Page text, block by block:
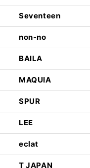
Seventeen
non-no
BAILA
MAQUIA
SPUR
LEE
eclat
T JAPAN